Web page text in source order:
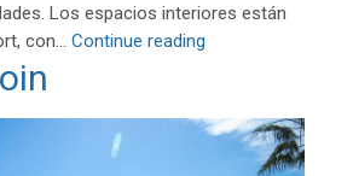
Los espacios interiores están
con… Continue reading
Casa